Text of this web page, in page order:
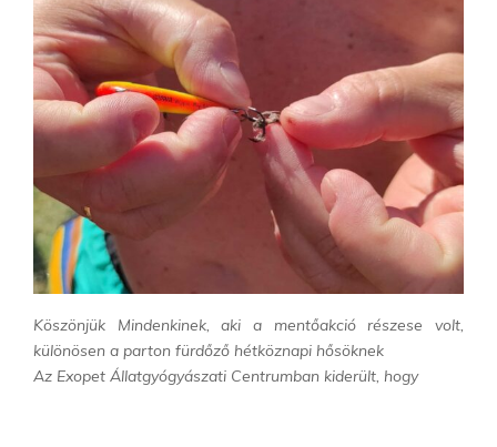
Köszönjük Mindenkinek, aki a mentőakció részese volt,
különösen a parton fürdőző hétköznapi hősöknek
Az Exopet Állatgyógyászati Centrumban kiderült, hogy